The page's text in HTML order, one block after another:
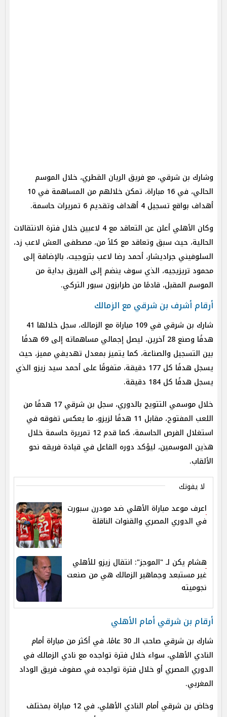
وشارك بن شرقي، مع فريق الريان القطري، خلال الموسم
الحالي، في 16 مباراة، تمكن خلالهم من المساهمة في 10
أهداف بواقع تسجيل 4 أهداف وتقديم 6 تمريرات حاسمة.
وكان الأهلي أعلن عن التعاقد مع 4 لاعبين خلال فترة الانتقالات
الحالية، حيث سبق وتعاقد مع كلاً من، مصطفى العش لاعب زد،
السلوفيني جراديشار، أحمد رضا لاعب بتروجيت، بالإضافة إلى
محمود تريزيجيه، الذي سوف ينضم إلى الفريق بداية من
الموسم المقبل، قادمًا من طرابزون سبور التركي.
أرقام أشرف بن شرقي مع الزمالك
شارك بن شرقي في 109 مباراة مع الزمالك، سجل خلالها 41
هدفًا وصنع 28 آخرين، ليصل إجمالي مساهماته إلى 69 هدفًا
بين التسجيل والصناعة، كما يتميز بمعدل تهديفي مميز، حيث
يسجل هدفًا كل 177 دقيقة، متفوقًا على أحمد سيد زيزو الذي
يسجل هدفًا كل 184 دقيقة.
خلال موسمي التتويج بالدوري، سجل بن شرقي 17 هدفًا من
اللعب المفتوح، مقابل 11 هدفًا لزيزو، ما يعكس تفوقه في
استغلال الفرص الحاسمة، كما قدم 12 تمريرة حاسمة خلال
هذين الموسمين، ليؤكد دوره الفاعل في قيادة فريقه نحو
الألقاب.
لا يفوتك
اعرف موعد مباراة الأهلي ضد مودرن سبورت
في الدوري المصري والقنوات الناقلة
هشام يكن لـ "الموجز": انتقال زيزو للأهلي
غير مستبعد وجماهير الزمالك هي من صنعت
نجوميته
أرقام بن شرقي أمام الأهلي
شارك بن شرقي صاحب الـ 30 عامًا، في أكثر من مباراة أمام
النادي الأهلي، سواء خلال فترة تواجده مع نادي الزمالك في
الدوري المصري أو خلال فترة تواجده في صفوف فريق الوداد
المغربي.
وخاض بن شرقي أمام النادي الأهلي، في 12 مباراة بمختلف